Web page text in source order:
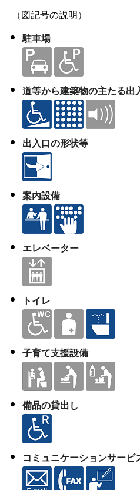
（ 図記号の説明 ）
駐車場
道等から建築物の主たる出
出入口の形状等
案内設備
エレベーター
トイレ
子育て支援設備
備品の貸出し
コミュニケーションサービ